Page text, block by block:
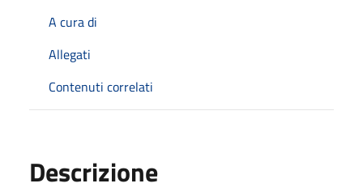
A cura di
Allegati
Contenuti correlati
Descrizione